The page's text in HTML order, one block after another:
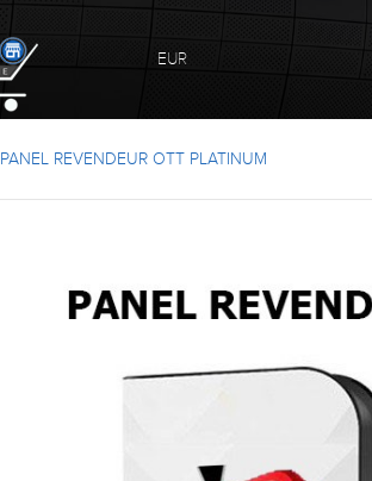
EUR
PANEL REVENDEUR OTT PLATINUM